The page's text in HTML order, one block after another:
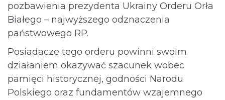
pozbawienia prezydenta Ukrainy Orderu Orła
Białego – najwyższego odznaczenia
państwowego RP.
Posiadacze tego orderu powinni swoim
działaniem okazywać szacunek wobec
pamięci historycznej, godności Narodu
Polskiego oraz fundamentów wzajemnego